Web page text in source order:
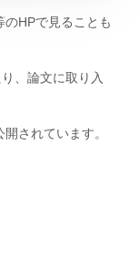
HPで見ることも
、論文に取り入
されています。